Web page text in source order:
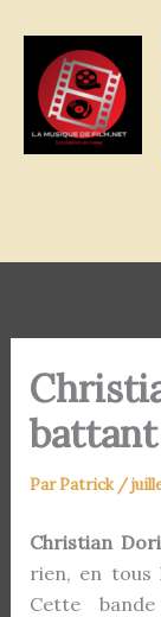
contenu
ParPatrick /
Christian
rien, en tous
Cette